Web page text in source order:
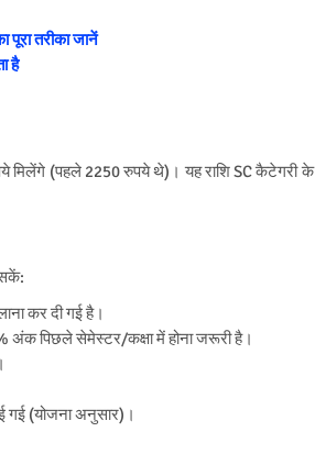
तरीका जानें
है
मिलेंगे (पहले 2250 रुपये थे)। यह राशि SC कैटेगरी के
सकें:
कर दी गई है।
अंक पिछले सेमेस्टर/कक्षा में होना जरूरी है।
गई (योजना अनुसार)।